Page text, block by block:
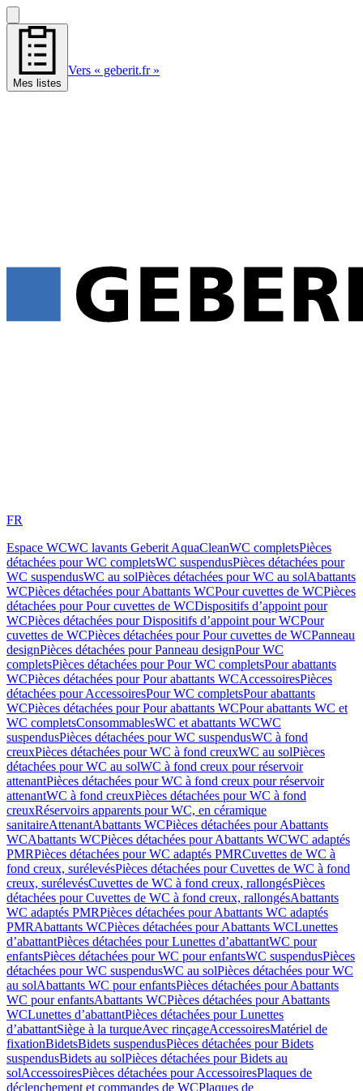
Mes listes
Vers « geberit.fr »
FR
Espace WCWC lavants Geberit AquaCleanWC completsPièces
détachées pour WC completsWC suspendusPièces détachées pour
WC suspendusWC au solPièces détachées pour WC au solAbattants
WCPièces détachées pour Abattants WCPour cuvettes de WCPièces
détachées pour Pour cuvettes de WCDispositifs d’appoint pour
WCPièces détachées pour Dispositifs d’appoint pour WCPour
cuvettes de WCPièces détachées pour Pour cuvettes de WCPanneau
designPièces détachées pour Panneau designPour WC
completsPièces détachées pour Pour WC completsPour abattants
WCPièces détachées pour Pour abattants WCAccessoiresPièces
détachées pour AccessoiresPour WC completsPour abattants
WCPièces détachées pour Pour abattants WCPour abattants WC et
WC completsConsommablesWC et abattants WCWC
suspendusPièces détachées pour WC suspendusWC à fond
creuxPièces détachées pour WC à fond creuxWC au solPièces
détachées pour WC au solWC à fond creux pour réservoir
attenantPièces détachées pour WC à fond creux pour réservoir
attenantWC à fond creuxPièces détachées pour WC à fond
creuxRéservoirs apparents pour WC, en céramique
sanitaireAttenantAbattants WCPièces détachées pour Abattants
WCAbattants WCPièces détachées pour Abattants WCWC adaptés
PMRPièces détachées pour WC adaptés PMRCuvettes de WC à
fond creux, surélevésPièces détachées pour Cuvettes de WC à fond
creux, surélevésCuvettes de WC à fond creux, rallongésPièces
détachées pour Cuvettes de WC à fond creux, rallongésAbattants
WC adaptés PMRPièces détachées pour Abattants WC adaptés
PMRAbattants WCPièces détachées pour Abattants WCLunettes
d’abattantPièces détachées pour Lunettes d’abattantWC pour
enfantsPièces détachées pour WC pour enfantsWC suspendusPièces
détachées pour WC suspendusWC au solPièces détachées pour WC
au solAbattants WC pour enfantsPièces détachées pour Abattants
WC pour enfantsAbattants WCPièces détachées pour Abattants
WCLunettes d’abattantPièces détachées pour Lunettes
d’abattantSiège à la turqueAvec rinçageAccessoiresMatériel de
fixationBidetsBidets suspendusPièces détachées pour Bidets
suspendusBidets au solPièces détachées pour Bidets au
solAccessoiresPièces détachées pour AccessoiresPlaques de
déclenchement et commandes de WCPlaques de